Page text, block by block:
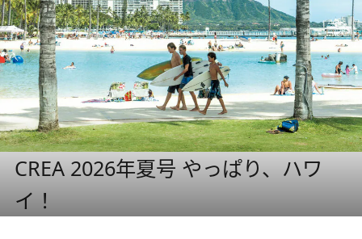
CREA 2026年夏号 やっぱり、ハワ
イ！